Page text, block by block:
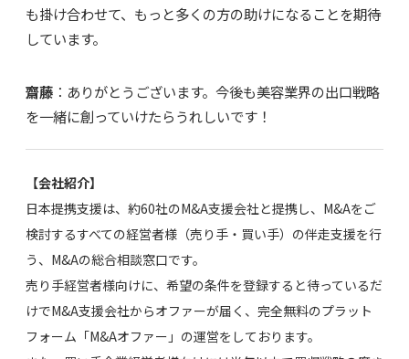
も掛け合わせて、もっと多くの方の助けになることを期待
しています。
齋藤 ：ありがとうございます。今後も美容業界の出口戦略
を一緒に創っていけたらうれしいです！
【会社紹介】
日本提携支援は、約60社のM&A支援会社と提携し、M&Aをご
検討するすべての経営者様（売り手・買い手）の伴走支援を行
う、M&Aの総合相談窓口です。
売り手経営者様向けに、希望の条件を登録すると待っているだ
けでM&A支援会社からオファーが届く、完全無料のプラット
フォーム「M&Aオファー」の運営をしております。